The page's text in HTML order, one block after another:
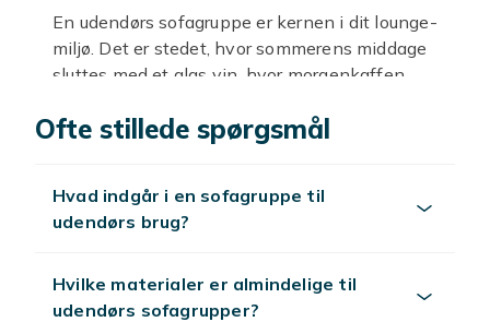
En udendørs sofagruppe er kernen i dit lounge-
miljø. Det er stedet, hvor sommerens middage
sluttes med et glas vin, hvor morgenkaffen
puder. En velvalgt haveloungegruppe løfter
Hvad indgår i en sofagruppe
udendørs sofaer, et loungebord og evt.
lænestole eller puffe. Sofaer med rette
Ofte stillede spørgsmål
Hvad indgår i en sofagruppe til
udendørs brug?
Hvilke materialer er almindelige til
udendørs sofagrupper?